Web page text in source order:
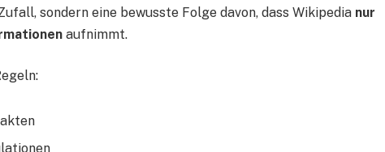
sondern eine bewusste Folge davon, dass Wikipedia nur
aufnimmt.